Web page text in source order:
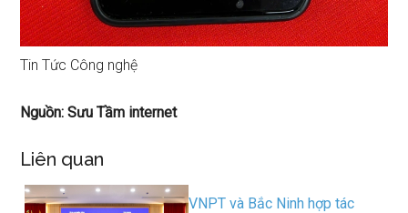
Tin Tức Công nghệ
Nguồn: Sưu Tầm internet
Liên quan
VNPT và Bắc Ninh hợp tác